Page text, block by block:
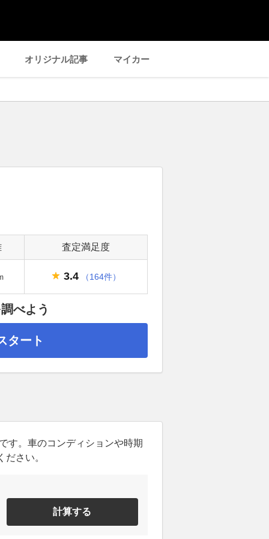
オリジナル記事 マイカー
査定満足度
3.4 （164件）
べよう
タート
す。車のコンディションや時期
さい。
計算する